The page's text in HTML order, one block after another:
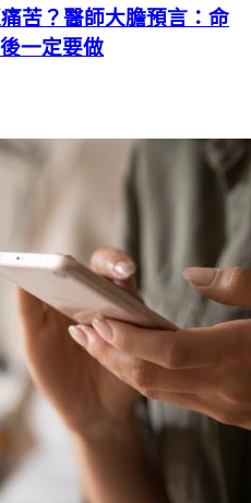
苦？醫師大膽預言：命
一定要做